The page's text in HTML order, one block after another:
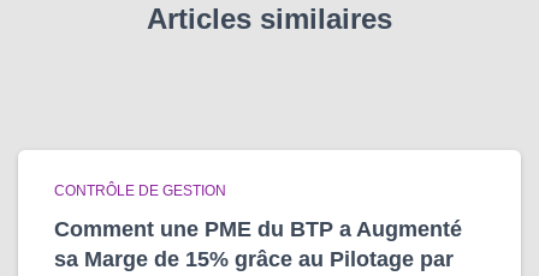
Articles similaires
CONTRÔLE DE GESTION
Comment une PME du BTP a Augmenté
sa Marge de 15% grâce au Pilotage par